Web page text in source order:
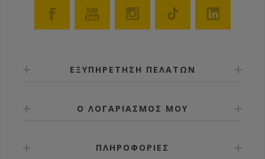
ΕΞΥΠΗΡΕΤΗΣΗ ΠΕΛΑΤΩΝ
Ο ΛΟΓΑΡΙΑΣΜΟΣ ΜΟΥ
ΠΛΗΡΟΦΟΡΙΕΣ